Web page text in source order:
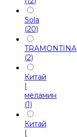
Sola
(20)
TRAMONTINA
(2)
Китай
меламин
(1)
Китай